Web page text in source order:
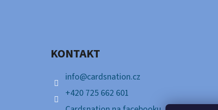
KONTAKT
info@cardsnation.cz
+420 725 662 601